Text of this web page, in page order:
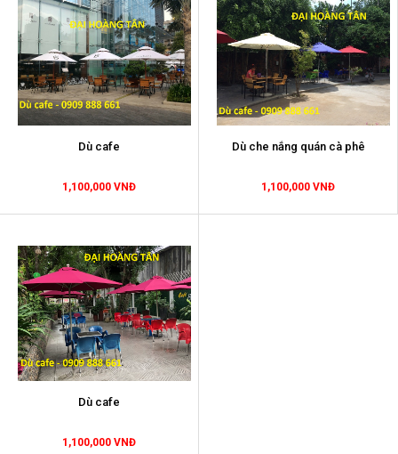
Dù cafe
1,100,000 VNĐ
Dù che nắng quán cà phê
1,100,000 VNĐ
Dù cafe
1,100,000 VNĐ